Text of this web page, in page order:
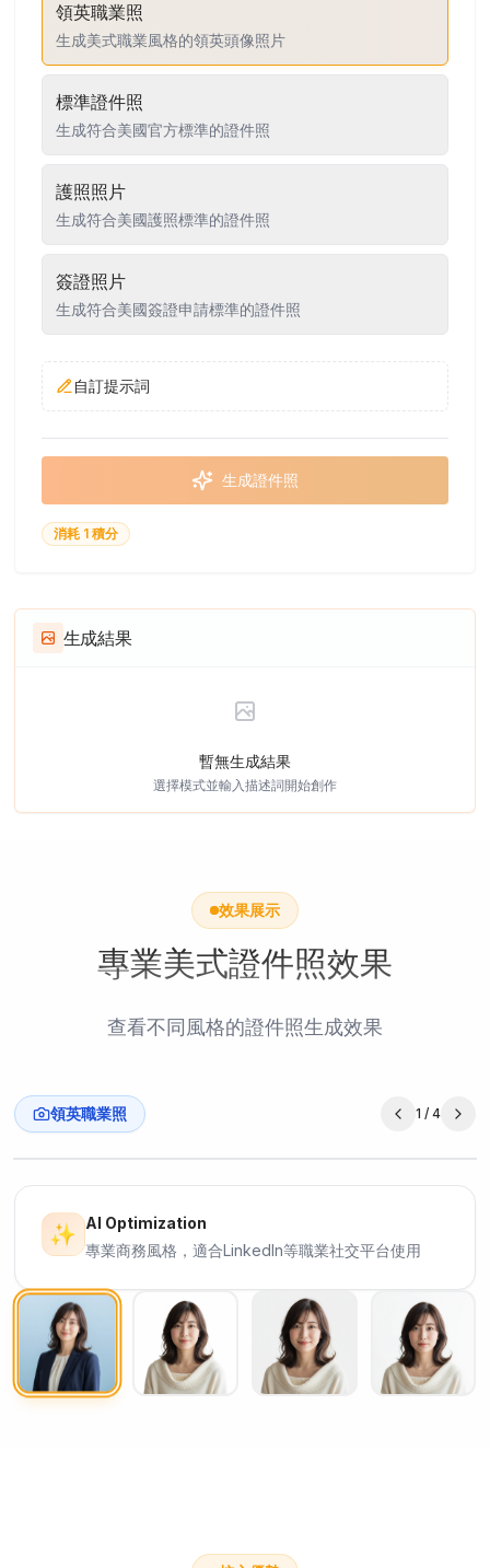
領英職業照
生成美式職業風格的領英頭像照片
標準證件照
生成符合美國官方標準的證件照
護照照片
生成符合美國護照標準的證件照
簽證照片
生成符合美國簽證申請標準的證件照
自訂提示詞
生成證件照
消耗 1 積分
生成結果
暫無生成結果
選擇模式並輸入描述詞開始創作
效果展示
專業美式證件照效果
查看不同風格的證件照生成效果
領英職業照 1 /4
Original
✨ AI Optimization
專業商務風格，適合LinkedIn等職業社交平台使用